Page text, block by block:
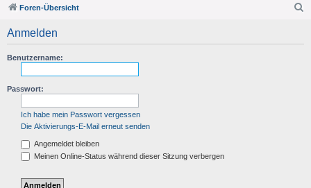
Foren-Übersicht
Anmelden
Benutzername:
Passwort:
Ich habe mein Passwort vergessen
Die Aktivierungs-E-Mail erneut senden
Angemeldet bleiben
Meinen Online-Status während dieser Sitzung verbergen